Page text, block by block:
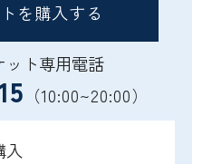
を購入する
ット専用電話
（10:00~20:00）
入